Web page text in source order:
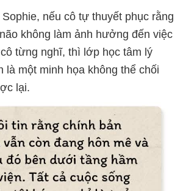
nếu cô tự thuyết phục rằng
không làm ảnh hưởng đến việc
từng nghĩ, thì lớp học tâm lý
là một minh họa không thể chối
lại.